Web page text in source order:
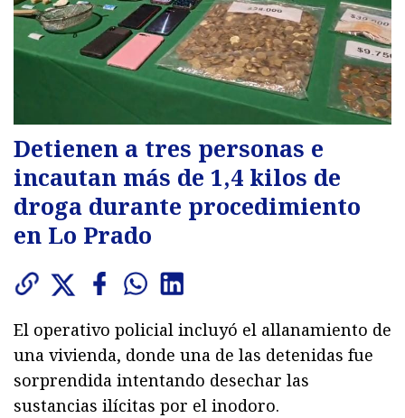
Detienen a tres personas e
incautan más de 1,4 kilos de
droga durante procedimiento
en Lo Prado
El operativo policial incluyó el allanamiento de
una vivienda, donde una de las detenidas fue
sorprendida intentando desechar las
sustancias ilícitas por el inodoro.